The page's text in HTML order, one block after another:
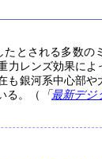
とされる多数の
レンズ効果に
も銀河系中心部
る。（
「 最新デジ